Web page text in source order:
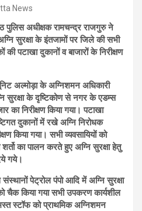
News
पुलिस अधीक्षक रामचन्द्र राजगुरु ने
सुरक्षा के इंतजामों पर जिले की सभी
पटाखा दुकानों व बाजारों के निरीक्षण
अल्मोड़ा के अग्निशमन अधिकारी
सुरक्षा के दृष्टिकोण से नगर के एडम्स
निरीक्षण किया गया। पटाखा
दुकानों में रखे अग्नि निरोधक
किया गया। सभी व्यवसायियों को
शर्तो का पालन करते हुए अग्नि सुरक्षा हेतु
गये।
पेट्रोल पंपो आदि में अग्नि सुरक्षा
चैक किया गया सभी उपकरण कार्यशील
स्टॉफ को प्राथमिक अग्निशमन